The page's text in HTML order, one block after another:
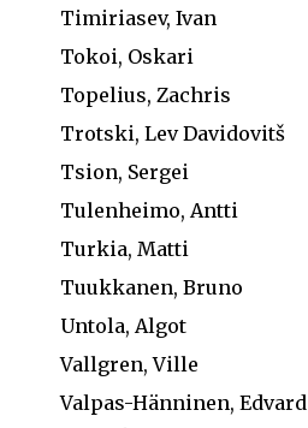
Timiriasev, Ivan
Tokoi, Oskari
Topelius, Zachris
Trotski, Lev Davidovitš
Tsion, Sergei
Tulenheimo, Antti
Turkia, Matti
Tuukkanen, Bruno
Untola, Algot
Vallgren, Ville
Valpas-Hänninen, Edvard